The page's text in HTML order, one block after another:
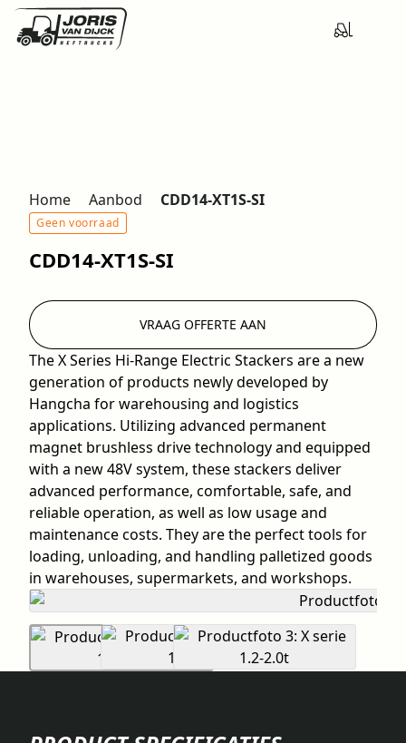
Home Aanbod CDD14-XT1S-SI
Geen voorraad
CDD14-XT1S-SI
The X Series Hi-Range Electric Stackers are a new
generation of products newly developed by
Hangcha for warehousing and logistics
applications. Utilizing advanced permanent
magnet brushless drive technology and equipped
with a new 48V system, these stackers deliver
advanced performance, comfortable, safe, and
reliable operation, as well as low usage and
maintenance costs. They are the perfect tools for
loading, unloading, and handling palletized goods
in warehouses, supermarkets, and workshops.
VRAAG OFFERTE AAN